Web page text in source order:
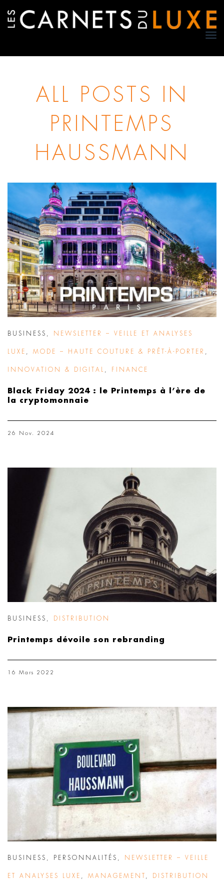
ALL POSTS IN
PRINTEMPS
HAUSSMANN
BUSINESS NEWSLETTER – VEILLE ET ANALYSES
LUXE MODE – HAUTE COUTURE & PRÊT-À-PORTER
INNOVATION & DIGITAL FINANCE
Black Friday 2024 : le Printemps à l’ère de
la cryptomonnaie
26 Nov. 2024
BUSINESS DISTRIBUTION
Printemps dévoile son rebranding
16 Mars 2022
BUSINESS PERSONNALITÉS NEWSLETTER – VEILLE
ET ANALYSES LUXE MANAGEMENT DISTRIBUTION